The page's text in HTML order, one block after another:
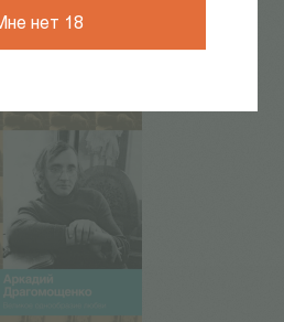
нет 18